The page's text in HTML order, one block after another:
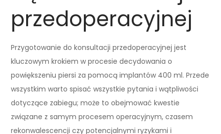
przedoperacyjnej
Przygotowanie do konsultacji przedoperacyjnej jest
kluczowym krokiem w procesie decydowania o
powiększeniu piersi za pomocą implantów 400 ml. Przede
wszystkim warto spisać wszystkie pytania i wątpliwości
dotyczące zabiegu; może to obejmować kwestie
związane z samym procesem operacyjnym, czasem
rekonwalescencji czy potencjalnymi ryzykami i